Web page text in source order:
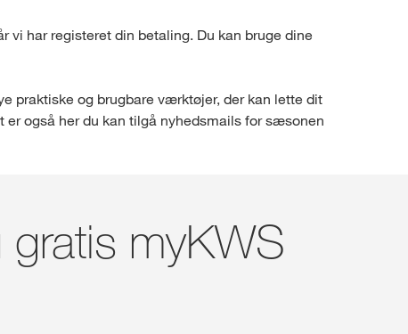
har registeret din betaling. Du kan bruge dine
praktiske og brugbare værktøjer, der kan lette dit
også her du kan tilgå nyhedsmails for sæsonen
myKWS